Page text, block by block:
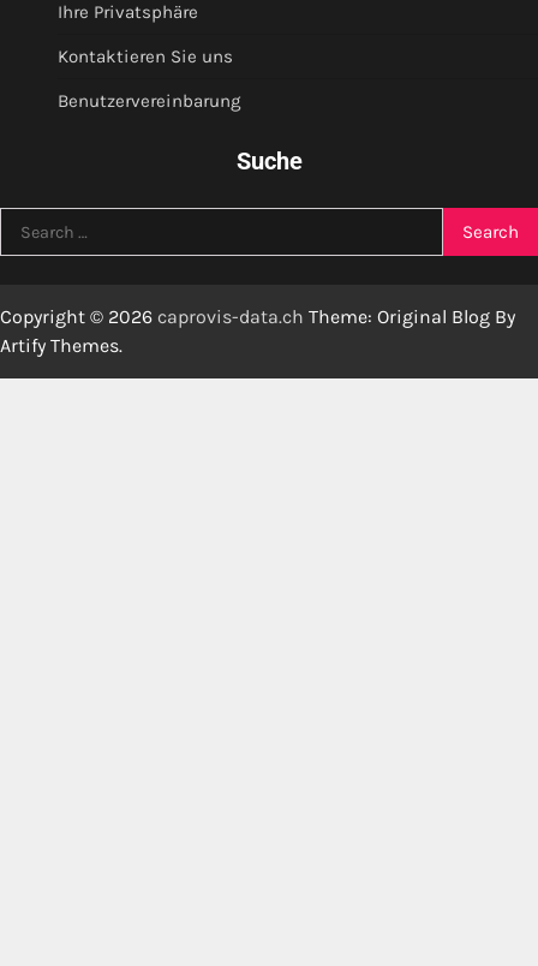
Ihre Privatsphäre
Kontaktieren Sie uns
Benutzervereinbarung
Suche
for:
Copyright © 2026 caprovis-data.ch Theme: Original Blog By
Artify Themes.